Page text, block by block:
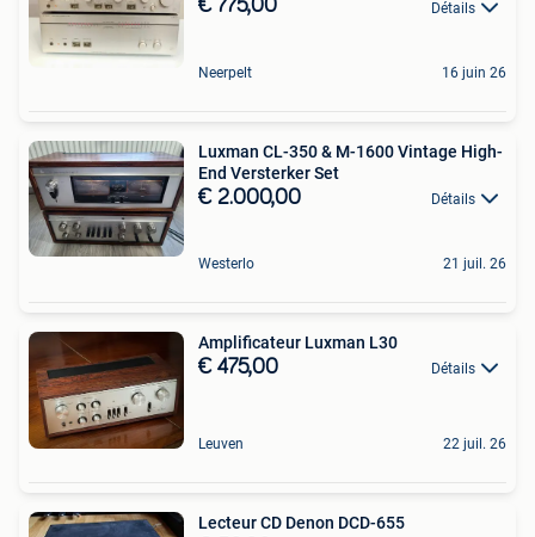
€ 775,00 Détails
Neerpelt 16 juin 26
Luxman CL-350 & M-1600 Vintage High-
End Versterker Set
€ 2.000,00 Détails
Westerlo 21 juil. 26
Amplificateur Luxman L30
€ 475,00 Détails
Leuven 22 juil. 26
Lecteur CD Denon DCD-655